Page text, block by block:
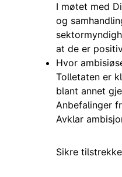
I møtet med
og
at de er
Hvor
Tolletaten er
blant annet
Anbefalinger
Avklar
Sikre